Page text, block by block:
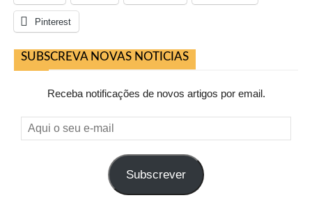
Pinterest
SUBSCREVA NOVAS NOTICIAS
Receba notificações de novos artigos por email.
Aqui
o
Subscrever